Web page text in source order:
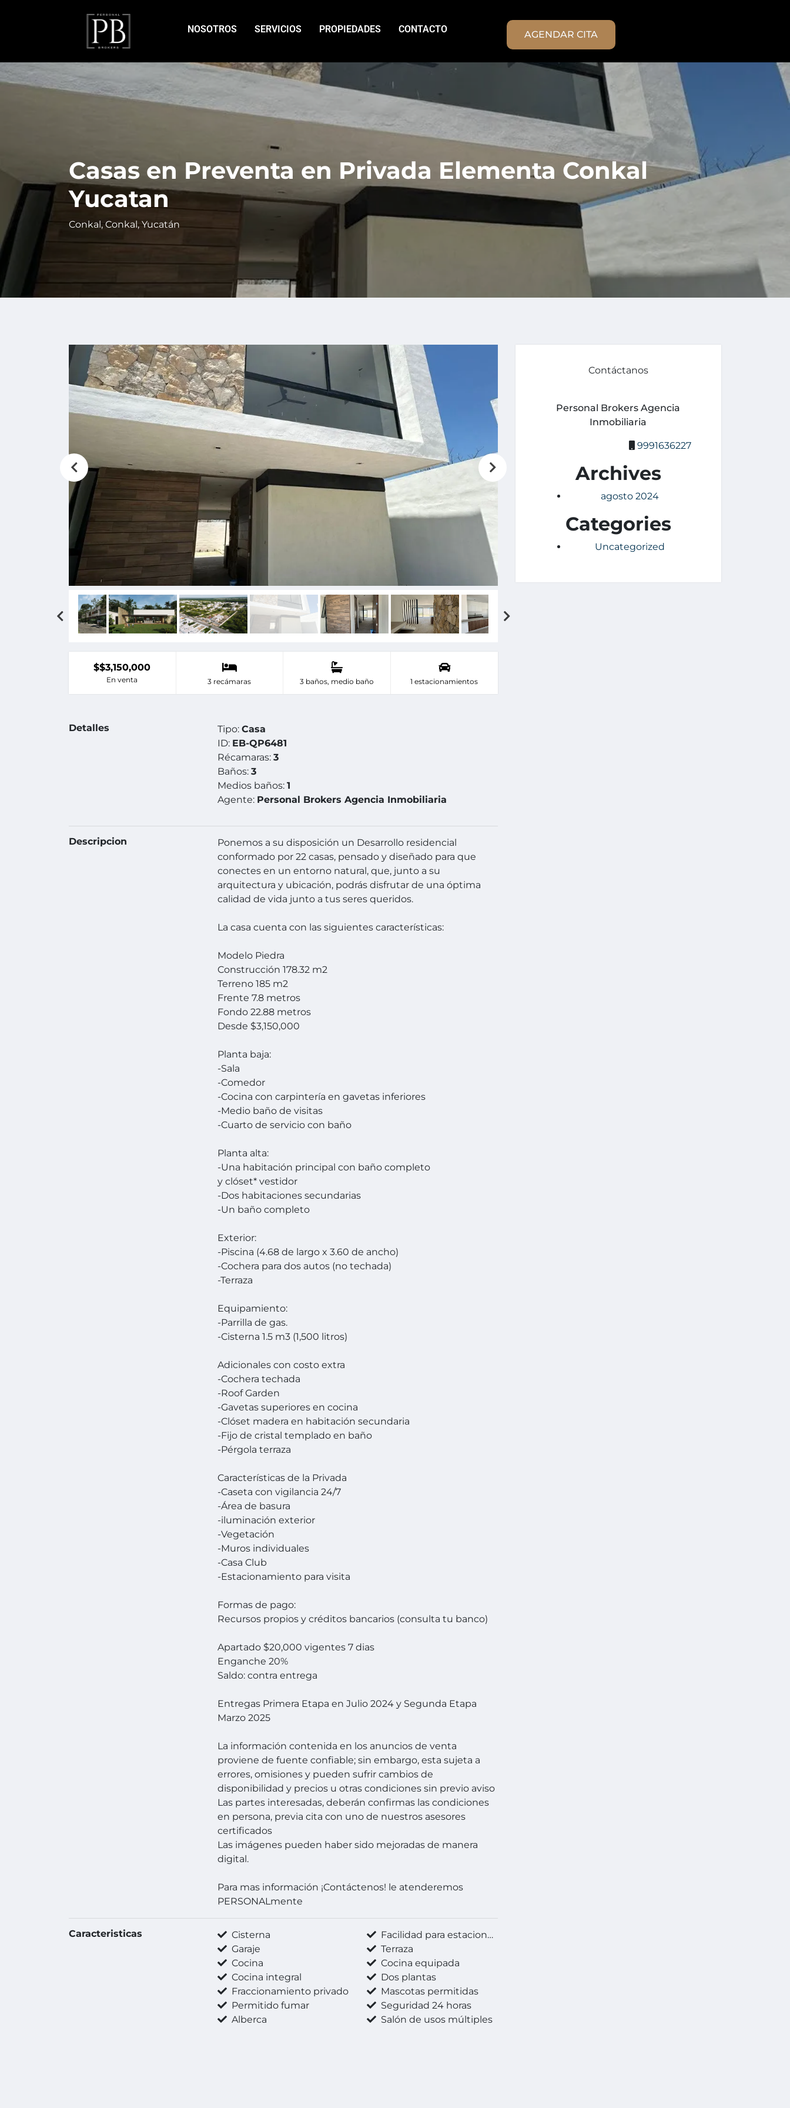
NOSOTROS SERVICIOS PROPIEDADES CONTACTO AGENDAR CITA
Casas en Preventa en Privada Elementa Conkal
Yucatan
Conkal, Conkal, Yucatán
$$3,150,000
En venta 3 recámaras 3 baños, medio baño 1 estacionamientos
Detalles Tipo:Casa
ID: EB-QP6481
Récamaras:3
Baños:3
Medios baños:1
Agente: Personal Brokers Agencia Inmobiliaria
Descripcion
Ponemos a su disposición un Desarrollo residencial
conformado por 22 casas, pensado y diseñado para que
conectes en un entorno natural, que, junto a su
arquitectura y ubicación, podrás disfrutar de una óptima
calidad de vida junto a tus seres queridos.
La casa cuenta con las siguientes características:
Modelo Piedra
Construcción 178.32 m2
Terreno 185 m2
Frente 7.8 metros
Fondo 22.88 metros
Desde $3,150,000
Planta baja:
-Sala
-Comedor
-Cocina con carpintería en gavetas inferiores
-Medio baño de visitas
-Cuarto de servicio con baño
Planta alta:
-Una habitación principal con baño completo
y clóset* vestidor
-Dos habitaciones secundarias
-Un baño completo
Exterior:
-Piscina (4.68 de largo x 3.60 de ancho)
-Cochera para dos autos (no techada)
-Terraza
Equipamiento:
-Parrilla de gas.
-Cisterna 1.5 m3 (1,500 litros)
Adicionales con costo extra
-Cochera techada
-Roof Garden
-Gavetas superiores en cocina
-Clóset madera en habitación secundaria
-Fijo de cristal templado en baño
-Pérgola terraza
Características de la Privada
-Caseta con vigilancia 24/7
-Área de basura
-iluminación exterior
-Vegetación
-Muros individuales
-Casa Club
-Estacionamiento para visita
Formas de pago:
Recursos propios y créditos bancarios (consulta tu banco)
Apartado $20,000 vigentes 7 dias
Enganche 20%
Saldo: contra entrega
Entregas Primera Etapa en Julio 2024 y Segunda Etapa
Marzo 2025
La información contenida en los anuncios de venta
proviene de fuente confiable; sin embargo, esta sujeta a
errores, omisiones y pueden sufrir cambios de
disponibilidad y precios u otras condiciones sin previo aviso
Las partes interesadas, deberán confirmas las condiciones
en persona, previa cita con uno de nuestros asesores
certificados
Las imágenes pueden haber sido mejoradas de manera
digital.
Para mas información ¡Contáctenos! le atenderemos
PERSONALmente
Caracteristicas Cisterna
Facilidad para estacionarse
Garaje
Terraza
Cocina
Cocina equipada
Cocina integral
Dos plantas
Fraccionamiento privado
Mascotas permitidas
Permitido fumar
Seguridad 24 horas
Alberca
Salón de usos múltiples
Contáctanos
Personal Brokers Agencia
Inmobiliaria
9991636227
Archives
agosto 2024
Categories
Uncategorized